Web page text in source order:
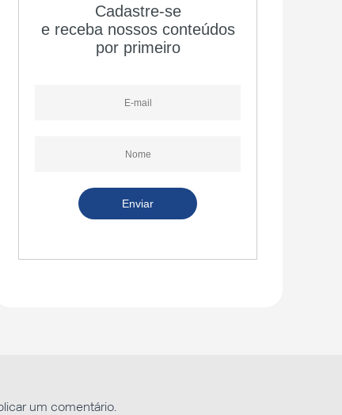
um comentário.